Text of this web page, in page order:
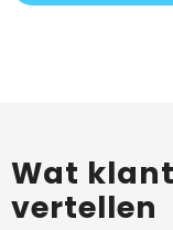
Wat
vertellen